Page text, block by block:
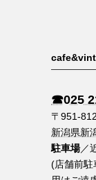
☎︎025
〒951-
新潟県新
駐車場／
(店舗前駐